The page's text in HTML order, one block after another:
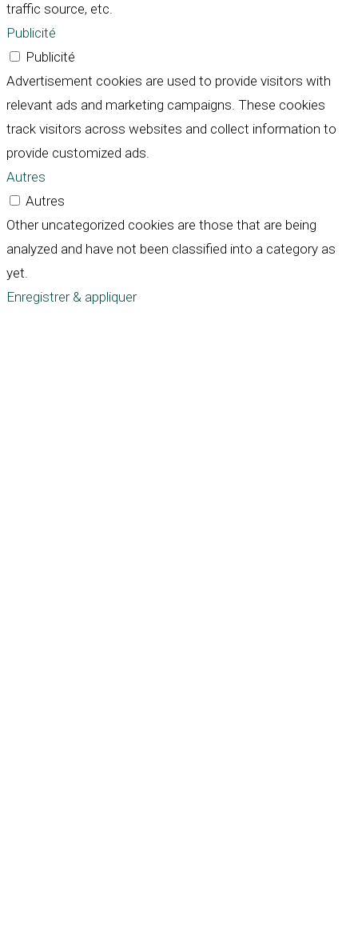
traffic source, etc.
Publicité
Publicité
Advertisement cookies are used to provide visitors with
relevant ads and marketing campaigns. These cookies
track visitors across websites and collect information to
provide customized ads.
Autres
Autres
Other uncategorized cookies are those that are being
analyzed and have not been classified into a category as
yet.
Enregistrer & appliquer